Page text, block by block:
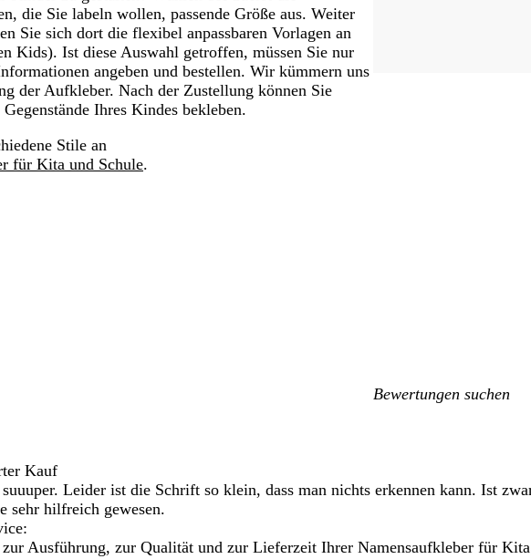
die Sie labeln wollen, passende Größe aus. Weiter
Sie sich dort die flexibel anpassbaren Vorlagen an
Kids). Ist diese Auswahl getroffen, müssen Sie nur
angeben und bestellen. Wir kümmern uns
der Aufkleber. Nach der Zustellung können Sie
Ihres Kindes bekleben.
Stile an
für Kita und Schule.
Meine
Kauf
Leider ist die Schrift so klein, dass man nichts erkennen kann. Ist
sehr hilfreich gewesen.
Ausführung, zur Qualität und zur Lieferzeit Ihrer Namensaufkleber für